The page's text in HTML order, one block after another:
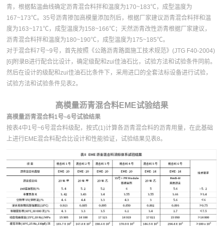
青，根据黏温曲线确定沥青混合料拌和温度为170~183℃，成型温度为
167~173℃。35号沥青掺加高模量添加剂后，根据厂家建议沥青混合料拌和温
度为163~171℃，成型温度为158~166℃；天然沥青改性沥青根据厂家建议，
沥青混合料拌和温度为180~190℃，成型温度为175~185℃。
对于混合料7号~9号，首先按照《公路沥青路面施工技术规范》(JTG F40-2004)
[6]附录B进行配合比设计，确定级配和zui佳油石比，试验方法和试验条件同前。
然后在设计的级配和zui佳油石比条件下，采用进口的全套法标设备进行试验，
试验方法和试验条件见表2。
高模量沥青混合料EME试验结果
高模量沥青混合料1号~6号试验结果
按表4中1号~6号混合料级配，按式(1)计算各沥青混合料的沥青用量，在此基础
上进行EME混合料配合比设计和性能验证，试验结果见表8。